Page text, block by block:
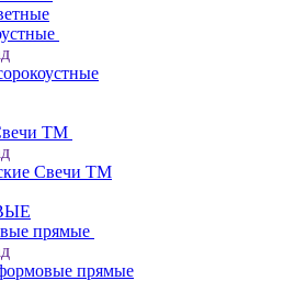
ТМ
Свечи ТМ
прямые
прямые